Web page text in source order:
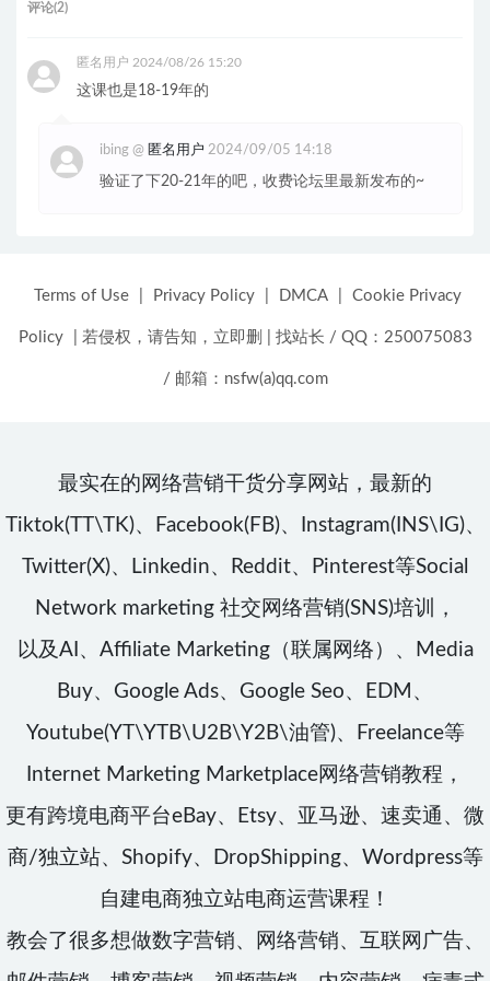
评论(2)
匿名用户 2024/08/26 15:20
这课也是18-19年的
ibing @ 匿名用户 2024/09/05 14:18
验证了下20-21年的吧，收费论坛里最新发布的~
Terms of Use Privacy Policy DMCA Cookie Privacy
Policy 若侵权，请告知，立即删 找站长 / QQ：250075083
/ 邮箱：nsfw(a)qq.com
最实在的网络营销干货分享网站，最新的
Tiktok(TT\TK)、Facebook(FB)、Instagram(INS\IG)、
Twitter(X)、Linkedin、Reddit、Pinterest等Social
Network marketing 社交网络营销(SNS)培训，
以及AI、Affiliate Marketing（联属网络）、Media
Buy、Google Ads、Google Seo、EDM、
Youtube(YT\YTB\U2B\Y2B\油管)、Freelance等
Internet Marketing Marketplace网络营销教程，
更有跨境电商平台eBay、Etsy、亚马逊、速卖通、微
商/独立站、Shopify、DropShipping、Wordpress等
自建电商独立站电商运营课程！
教会了很多想做数字营销、网络营销、互联网广告、